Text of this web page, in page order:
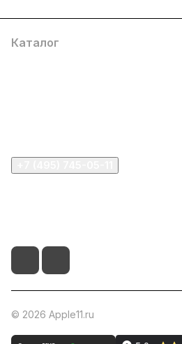
Каталог
© 2026 Apple11.ru